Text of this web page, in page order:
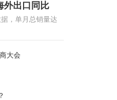
外出口同比
，单月总销量达
大会